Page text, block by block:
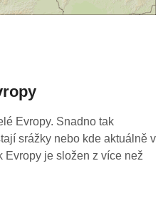
Evropy. Snadno tak
srážky nebo kde aktuálně v
Evropy je složen z více než